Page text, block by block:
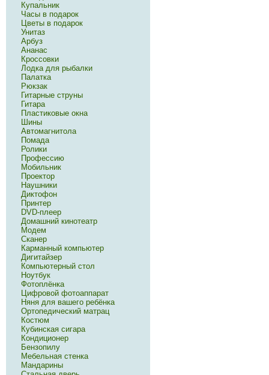
Купальник
Часы в подарок
Цветы в подарок
Унитаз
Арбуз
Ананас
Кроссовки
Лодка для рыбалки
Палатка
Рюкзак
Гитарные струны
Гитара
Пластиковые окна
Шины
Автомагнитола
Помада
Ролики
Профессию
Мобильник
Проектор
Наушники
Диктофон
Принтер
DVD-плеер
Домашний кинотеатр
Модем
Сканер
Карманный компьютер
Дигитайзер
Компьютерный стол
Ноутбук
Фотоплёнка
Цифровой фотоаппарат
Няня для вашего ребёнка
Ортопедический матрац
Костюм
Кубинская сигара
Кондиционер
Бензопилу
Мебельная стенка
Мандарины